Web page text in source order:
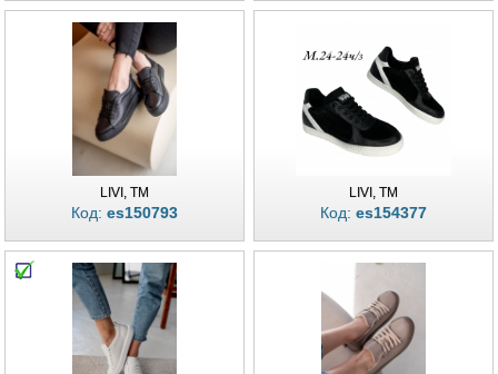
LIVI, TM
Код: es150793
LIVI, TM
Код: es154377